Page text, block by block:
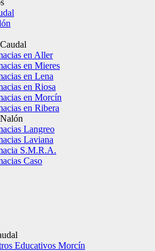
en Aller
en Mieres
en Lena
en Riosa
en Morcín
en Ribera
Langreo
Laviana
S.M.R.A.
Caso
Educativos Morcín